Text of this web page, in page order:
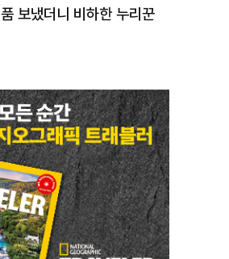
품 보냈더니 비하한 누리꾼